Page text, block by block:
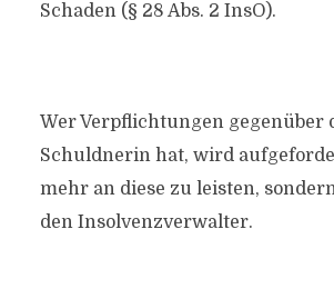
Schaden (§ 28 Abs. 2 InsO).
Wer Verpflichtungen gegenüber
Schuldnerin hat, wird
mehr an diese zu leisten,
den Insolvenzverwalter.